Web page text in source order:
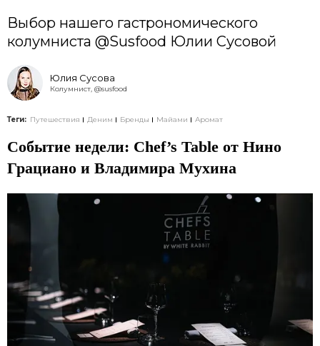
Выбор нашего гастрономического
колумниста @Susfood Юлии Сусовой
Юлия Сусова
Колумнист, @susfood
Теги: Путешествия Деним Бренды Майами Аромат
Cобытие недели: Chef’s Table от Нино
Грациано и Владимира Мухина